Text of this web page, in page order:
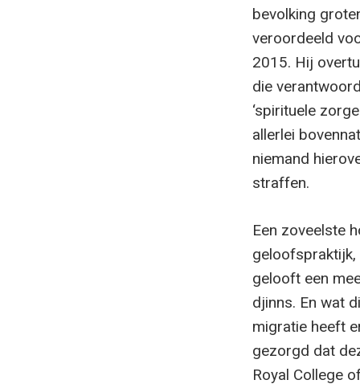
bevolking
veroordeeld
2015. Hij
die
‘spirituele
allerlei
niemand
straffen.
Een zoveelste
geloofspraktijk,
gelooft een
djinns. En wat
migratie heeft
gezorgd dat
Royal College